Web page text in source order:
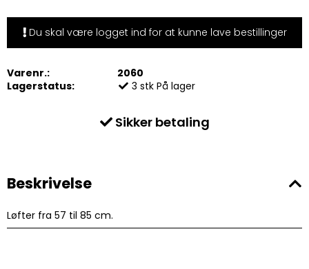
Du skal være logget ind for at kunne lave bestillinger
Varenr.:
2060
Lagerstatus:
3stk På lager
Sikker betaling
Beskrivelse
Løfter fra 57 til 85 cm.